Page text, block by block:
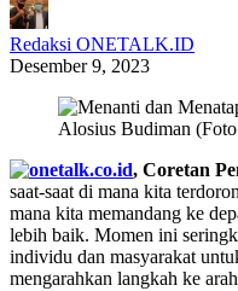
Redaksi ONETALK.ID
Desember 9, 2023
Alosius Budiman
, Coretan
saat-saat di mana kita
mana kita memandang ke
lebih baik. Momen ini
individu dan masyarakat
mengarahkan langkah ke